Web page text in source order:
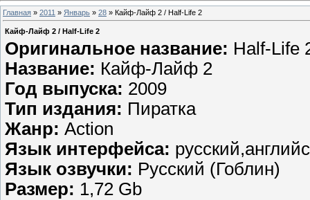
Главная » 2011 » Январь » 28 » Кайф-Лайф 2 / Half-Life 2
Кайф-Лайф 2 / Half-Life 2
Оригинальное название: Half-Life
Название: Кайф-Лайф 2
Год выпуска: 2009
Тип издания: Пиратка
Жанр: Action
Язык интерфейса:
Язык озвучки: Русский (Гоблин)
Размер: 1,72 Gb